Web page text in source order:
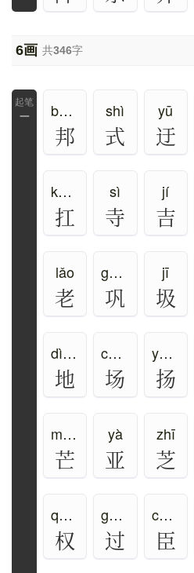
6画 共346字
一 bāng
邦
shì
式
yū
迂
káng、gāng
扛
sì
寺
jí
吉
lǎo
老
gǒng
巩
jī
圾
dì、de
地
cháng、chǎng
场
yáng
扬
máng
芒
yà
亚
zhī
芝
quán
权
guò、guo、guō
过
chén
臣